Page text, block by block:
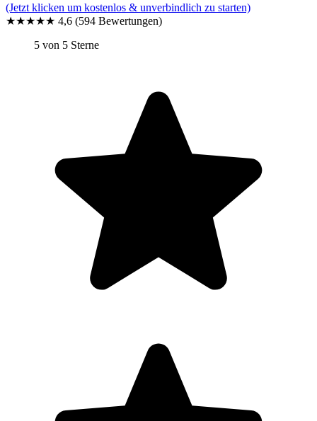
(Jetzt klicken um kostenlos & unverbindlich zu starten)
★★★★★ 4,6 (594 Bewertungen)
5 von 5 Sterne